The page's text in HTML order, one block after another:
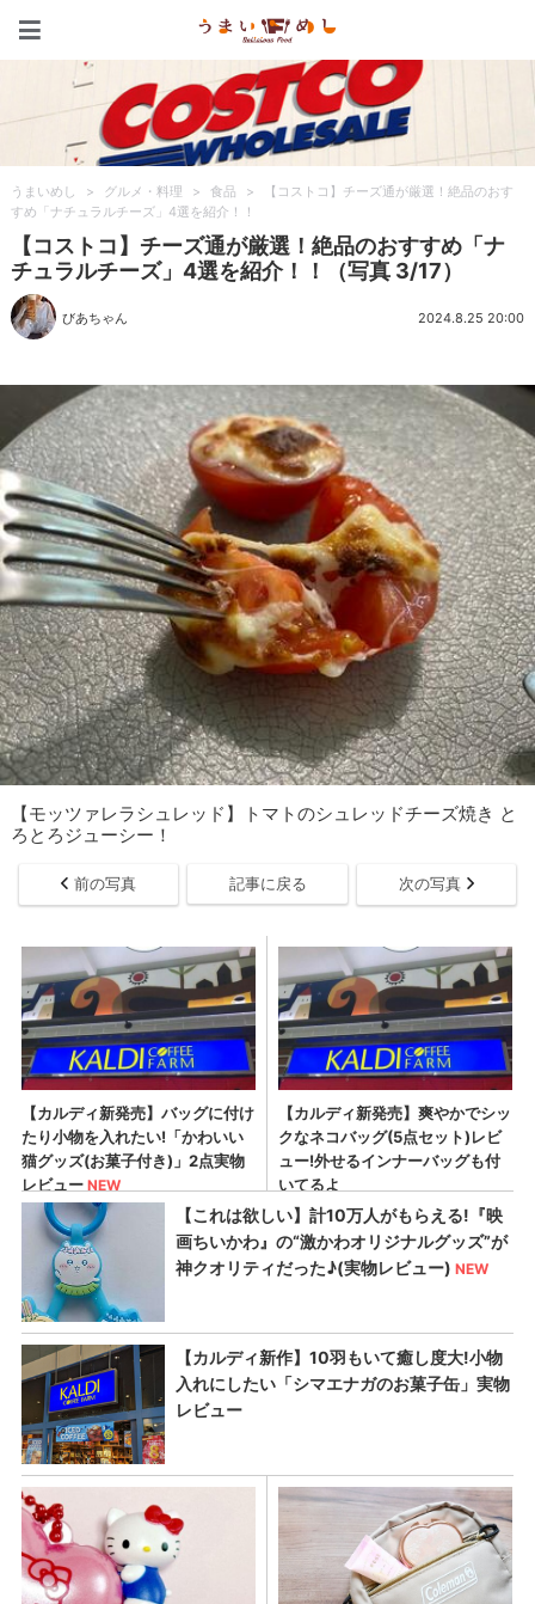
うまいめし > グルメ・料理 > 食品 >
【コストコ】チーズ通が厳選！絶品のおす
すめ「ナチュラルチーズ」4選を紹介！！
【コストコ】チーズ通が厳選！絶品のおすすめ「ナ
チュラルチーズ」4選を紹介！！（写真 3/17）
びあちゃん 2024.8.25 20:00
【モッツァレラシュレッド】トマトのシュレッドチーズ焼き と
ろとろジューシー！
前の写真 記事に戻る 次の写真